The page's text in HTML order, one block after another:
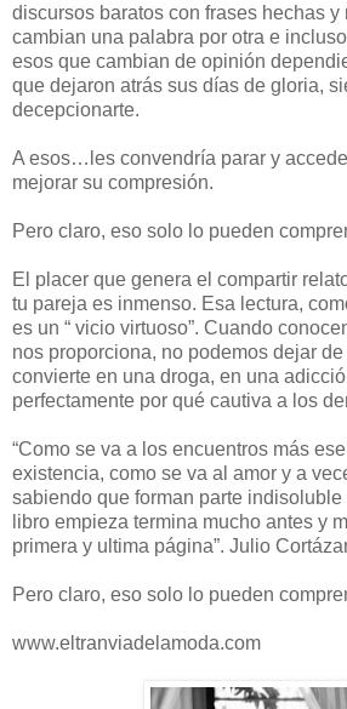
discursos baratos con frases hechas
cambian una palabra por otra e
esos que cambian de opinión
que dejaron atrás sus días de gloria,
decepcionarte.
A esos…les convendría parar y
mejorar su compresión.
Pero claro, eso solo lo pueden
El placer que genera el compartir
tu pareja es inmenso. Esa lectura,
es un “ vicio virtuoso”. Cuando
nos proporciona, no podemos dejar
convierte en una droga, en una
perfectamente por qué cautiva a los
“Como se va a los encuentros más
existencia, como se va al amor y a
sabiendo que forman parte indisoluble
libro empieza termina mucho antes y
primera y ultima página”. Julio
Pero claro, eso solo lo pueden
www.eltranviadelamoda.com